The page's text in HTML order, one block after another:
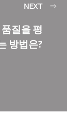
NEXT
질을 평
방법은?